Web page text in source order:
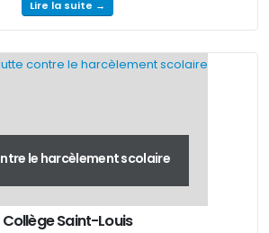
Lire la suite →
le harcèlement scolaire
Collège Saint-Louis